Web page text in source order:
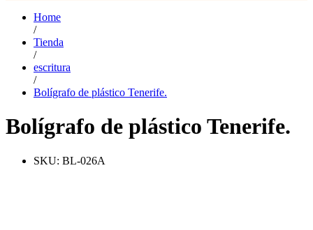
Home
/
Tienda
/
escritura
/
Bolígrafo de plástico Tenerife.
Bolígrafo de plástico Tenerife.
SKU: BL-026A